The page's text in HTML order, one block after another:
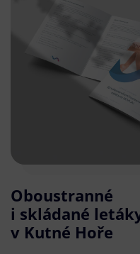
Oboustranné
i skládané
v Kutné Hoře